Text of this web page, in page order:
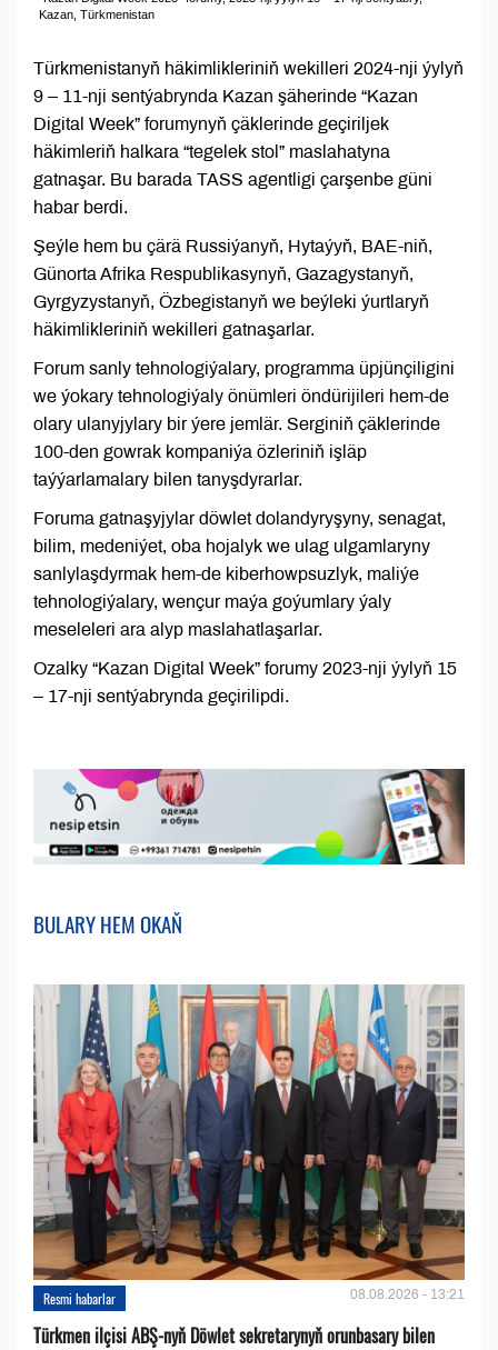
Kazan, Türkmenistan
Türkmenistanyň häkimlikleriniň wekilleri 2024-nji ýylyň
9 – 11-nji sentýabrynda Kazan şäherinde “Kazan
Digital Week” forumynyň çäklerinde geçiriljek
häkimleriň halkara “tegelek stol” maslahatyna
gatnaşar. Bu barada TASS agentligi çarşenbe güni
habar berdi.
Şeýle hem bu çärä Russiýanyň, Hytaýyň, BAE-niň,
Günorta Afrika Respublikasynyň, Gazagystanyň,
Gyrgyzystanyň, Özbegistanyň we beýleki ýurtlaryň
häkimlikleriniň wekilleri gatnaşarlar.
Forum sanly tehnologiýalary, programma üpjünçiligini
we ýokary tehnologiýaly önümleri öndürijileri hem-de
olary ulanyjylary bir ýere jemlär. Serginiň çäklerinde
100-den gowrak kompaniýa özleriniň işläp
taýýarlamalary bilen tanyşdyrarlar.
Foruma gatnaşyjylar döwlet dolandyryşyny, senagat,
bilim, medeniýet, oba hojalyk we ulag ulgamlaryny
sanlylaşdyrmak hem-de kiberhowpsuzlyk, maliýe
tehnologiýalary, wençur maýa goýumlary ýaly
meseleleri ara alyp maslahatlaşarlar.
Ozalky “Kazan Digital Week” forumy 2023-nji ýylyň 15
– 17-nji sentýabrynda geçirilipdi.
BULARY HEM OKAŇ
Resmi habarlar 08.08.2026 - 13:21
Türkmen ilçisi ABŞ-nyň Döwlet sekretarynyň orunbasary bilen